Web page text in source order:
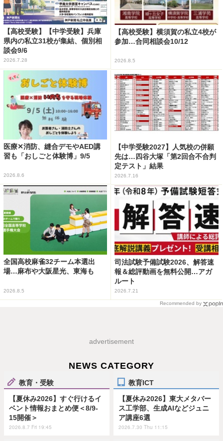
【高校受験】【中学受験】兵庫
県内の私立31校が集結、個別相
談会9/6
2026.7.28
【高校受験】横須賀の私立4校が
参加…合同相談会10/12
2026.8.5
医療✕消防、縫合デモやAED講
習も「おしごと体験博」9/5
2026.8.6
【中学受験2027】人気校の併願
先は…四谷大塚「第2回合不合判
定テスト」結果
2026.7.16
全国高校麻雀32チーム本選出
場…麻布や大阪星光、東海も
2026.8.5
司法試験予備試験2026、解答速
報＆総評動画を無料公開…アガ
ルート
2026.7.21
Recommended by
advertisement
NEWS CATEGORY
教育・受験
【夏休み2026】すぐ行けるイ
ベント情報おまとめ便＜8/9-
15開催＞
2026.8.7 Fri 19:45
教育ICT
【夏休み2026】東大メタバー
ス工学部、生成AIなどジュニ
ア講座6選
2026.7.30 Thu 11:15